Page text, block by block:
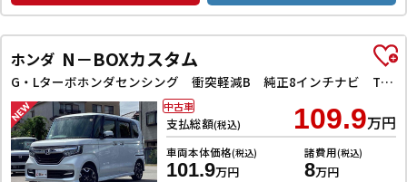
ホンダ N－BOXカスタム
G・Lターボホンダセンシング 衝突軽減B 純正8インチナビ TV Bluetooth対応 Bカメラ ビルドインETC 両側自動ドア アダプティブクルーズコントロール 革巻きステアリング パドルシフト LEDヘッドライト スマートキ
支払総額(税込) 109.9万円
車両本体価格(税込)
101.9万円
諸費用(税込)
8万円
中古車